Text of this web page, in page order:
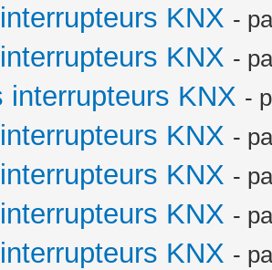
KNX -
KNX -
interrupteurs KNX -
KNX -
KNX -
KNX -
KNX -